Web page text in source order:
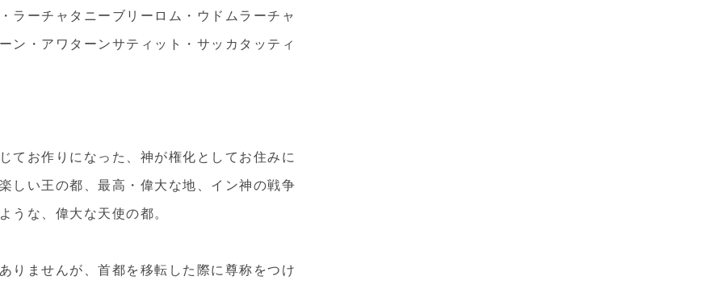
ラーチャタニーブリーロム・ウドムラーチャ
ン・アワターンサティット・サッカタッティ
てお作りになった、神が権化としてお住みに
しい王の都、最高・偉大な地、イン神の戦争
うな、偉大な天使の都。
りませんが、首都を移転した際に尊称をつけ